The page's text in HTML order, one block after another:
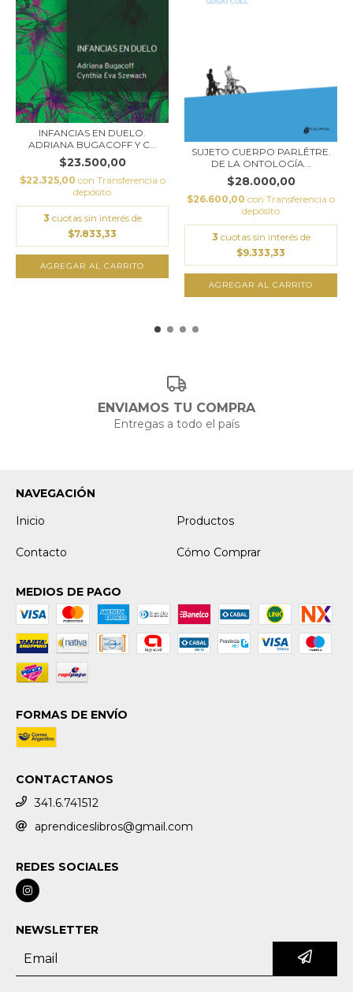
INFANCIAS EN DUELO.
ADRIANA BUGACOFF Y C...
$23.500,00
$22.325,00 con Transferencia o
depósito
3 cuotas sin interés de
$7.833,33
AGREGAR AL CARRITO
SUJETO CUERPO PARLÊTRE.
DE LA ONTOLOGÍA...
$28.000,00
$26.600,00 con Transferencia o
depósito
3 cuotas sin interés de
$9.333,33
AGREGAR AL CARRITO
ENVIAMOS TU COMPRA
Entregas a todo el país
NAVEGACIÓN
Inicio
Productos
Contacto Cómo Comprar
MEDIOS DE PAGO
FORMAS DE ENVÍO
CONTACTANOS
341.6.741512
aprendiceslibros@gmail.com
REDES SOCIALES
NEWSLETTER